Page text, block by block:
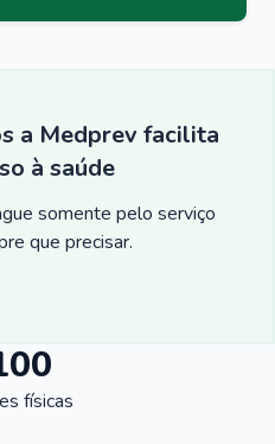
a Medprev facilita
à saúde
somente pelo serviço
que precisar.
físicas